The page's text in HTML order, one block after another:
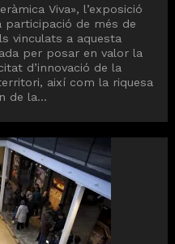
Viva», l’exposició
participació de més de
vinculats a aquesta
per posar en valor la
d’innovació de la
així com la riquesa
de la...